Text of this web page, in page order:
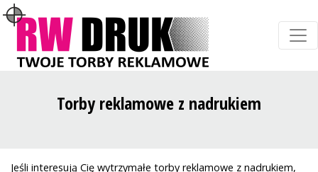
Torby reklamowe z nadrukiem
Jeśli interesują Cię wytrzymałe torby reklamowe z nadrukiem,